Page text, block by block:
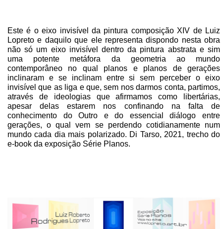
Este é o eixo invisível da pintura composição XIV de Luiz
Lopreto e daquilo que ele representa dispondo nesta obra
não só um eixo invisível dentro da pintura abstrata e sim
uma potente metáfora da geometria ao mundo
contemporâneo no qual planos e planos de gerações
inclinaram e se inclinam entre si sem perceber o eixo
invisível que as liga e que, sem nos darmos conta, partimos,
através de ideologias que afirmamos como libertárias,
apesar delas estarem nos confinando na falta de
conhecimento do Outro e do essencial diálogo entre
gerações, o qual vem se perdendo cotidianamente num
mundo cada dia mais polarizado. Di Tarso, 2021, trecho do
e-book da exposição Série Planos.